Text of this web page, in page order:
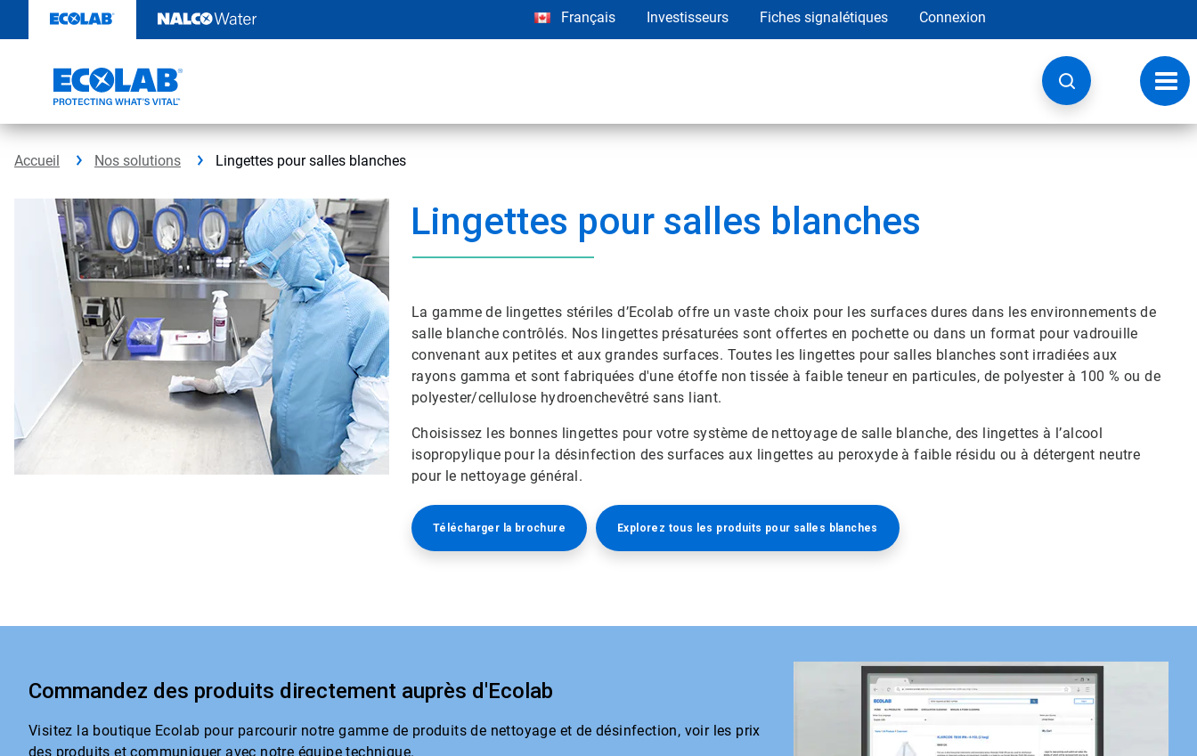
contenu​​​​​​​
Français Investisseurs Fiches signalétiques Connexion
à
Accueil Nos solutions Lingettes pour salles blanches
Lingettes pour salles blanches
La gamme de lingettes stériles d’Ecolab offre un vaste choix pour les surfaces dures dans les environnements de
salle blanche contrôlés. Nos lingettes présaturées sont offertes en pochette ou dans un format pour vadrouille
convenant aux petites et aux grandes surfaces. Toutes les lingettes pour salles blanches sont irradiées aux
rayons gamma et sont fabriquées d'une étoffe non tissée à faible teneur en particules, de polyester à 100 % ou de
polyester/cellulose hydroenchevêtré sans liant.
Choisissez les bonnes lingettes pour votre système de nettoyage de salle blanche, des lingettes à l’alcool
isopropylique pour la désinfection des surfaces aux lingettes au peroxyde à faible résidu ou à détergent neutre
pour le nettoyage général.
Télécharger la brochure Explorez tous les produits pour salles blanches
Commandez des produits directement auprès d'Ecolab
Visitez la boutique Ecolab pour parcourir notre gamme de produits de nettoyage et de désinfection, voir les prix
des produits et communiquer avec notre équipe technique.​​​​​​​